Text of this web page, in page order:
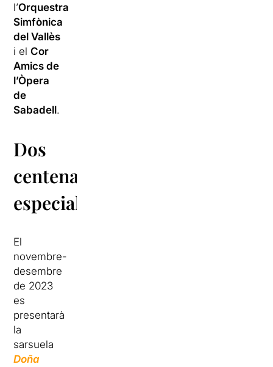
l’Orquestra
Simfònica
del Vallès
i elCor
Amics de
l’Òpera
de
Sabadell.
Dos
centenaris
especials
El
novembre-
desembre
de 2023
es
presentarà
la
sarsuela
Doña